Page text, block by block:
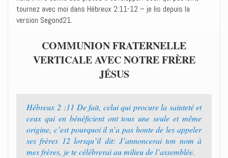
tournez avec moi dans Hébreux 2:11-12 – je lis depuis la
version Segond21.
COMMUNION FRATERNELLE
VERTICALE AVEC NOTRE FRÈRE
JÉSUS
Hébreux 2 :11 De fait, celui qui procure la sainteté et
ceux qui en bénéficient ont tous une seule et même
origine, c’est pourquoi il n’a pas honte de les appeler
ses frères 12 lorsqu’il dit: J’annoncerai ton nom à
mes frères, je te célébrerai au milieu de l’assemblée.